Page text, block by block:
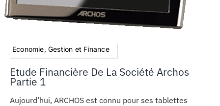
STUDORIA
Economie, Gestion et Finance
Etude Financière De La Société Archos
Partie 1
Aujourd’hui, ARCHOS est connu pour ses tablettes